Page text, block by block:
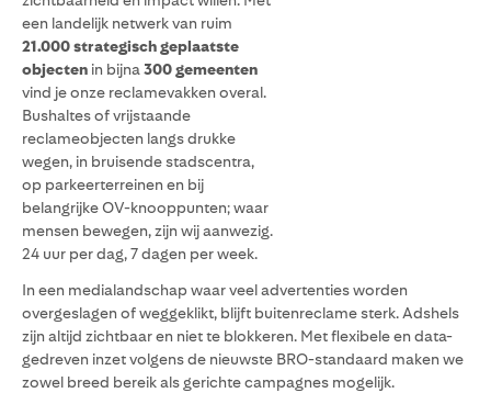
een landelijk netwerk van ruim
21.000 strategisch geplaatste
objecten in bijna 300 gemeenten
vind je onze reclamevakken overal.
Bushaltes of vrijstaande
reclameobjecten langs drukke
wegen, in bruisende stadscentra,
op parkeerterreinen en bij
belangrijke OV-knooppunten; waar
mensen bewegen, zijn wij aanwezig.
24 uur per dag, 7 dagen per week.
In een medialandschap waar veel advertenties worden
overgeslagen of weggeklikt, blijft buitenreclame sterk. Adshels
zijn altijd zichtbaar en niet te blokkeren. Met flexibele en data-
gedreven inzet volgens de nieuwste BRO-standaard maken we
zowel breed bereik als gerichte campagnes mogelijk.